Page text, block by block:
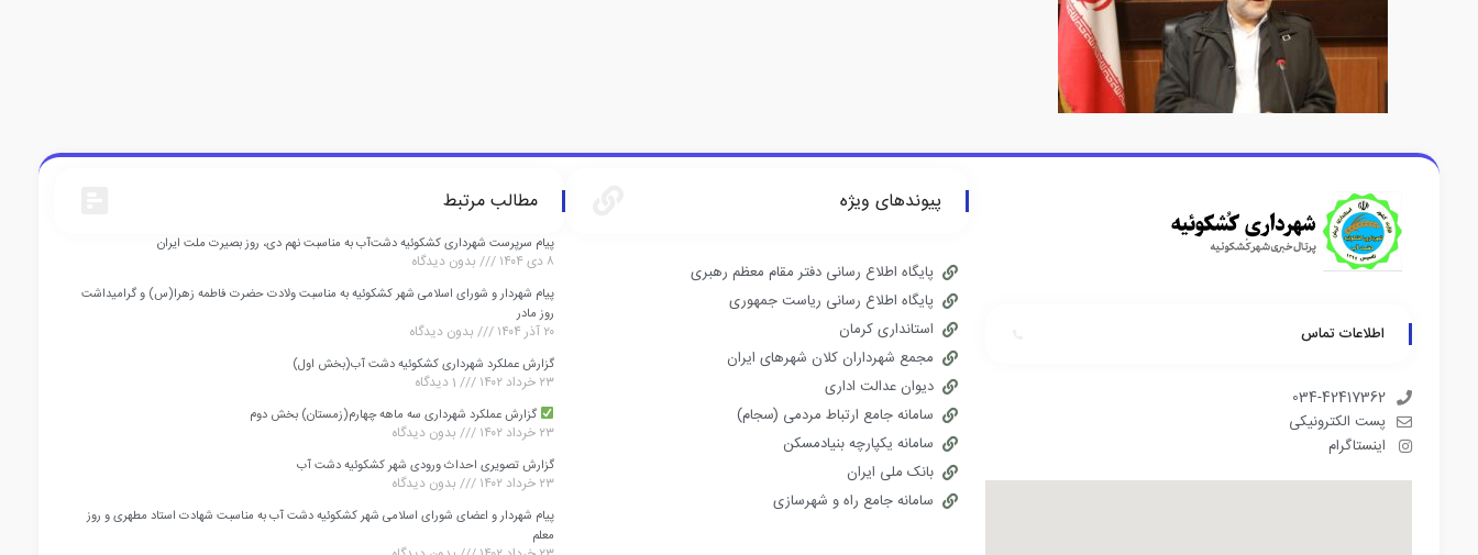
اطلاعات تماس
034-42417362
پست الکترونیکی
اینستاگرام
پیوندهای ویژه
پایگاه اطلاع رسانی دفتر مقام معظم رهبری
پایگاه اطلاع رسانی ریاست جمهوری
استانداری کرمان
مجمع شهرداران کلان شهرهای ایران
دیوان عدالت اداری
سامانه جامع ارتباط مردمی (سجام)
سامانه یکپارچه بنیادمسکن
بانک ملی ایران
سامانه جامع راه و شهرسازی
مطالب مرتبط
پیام سرپرست شهرداری کشکوئیه دشت‌آب به مناسبت نهم دی، روز بصیرت ملت ایران
۸ دی ۱۴۰۴ بدون دیدگاه
پیام شهردار و شورای اسلامی شهر کشکوئیه به مناسبت ولادت حضرت فاطمه زهرا(س) و گرامیداشت
روز مادر
۲۰ آذر ۱۴۰۴ بدون دیدگاه
‌گزارش عملکرد شهرداری کشکوئیه دشت آب(بخش اول)
۲۳ خرداد ۱۴۰۲
گزارش عملکرد شهرداری سه ماهه چهارم(زمستان) بخش دوم
۲۳ خرداد ۱۴۰۲ بدون دیدگاه
گزارش تصویری احداث ورودی شهر کشکوئیه دشت آب
۲۳ خرداد ۱۴۰۲ بدون دیدگاه
پیام شهردار و اعضای شورای اسلامی شهر کشکوئیه دشت آب به مناسبت شهادت استاد مطهری و روز
معلم